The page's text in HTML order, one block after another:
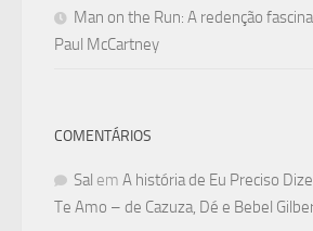
Man on the Run: A redenção
Paul McCartney
COMENTÁRIOS
Sal em A história de Eu Preciso
Te Amo – de Cazuza, Dé e Bebel